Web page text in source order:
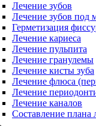
Лечение зубов
Лечение зубов под
Герметизация
Лечение кариеса
Лечение пульпита
Лечение гранулемы
Лечение кисты зуба
Лечение флюса
Лечение
Лечение каналов
Составление плана